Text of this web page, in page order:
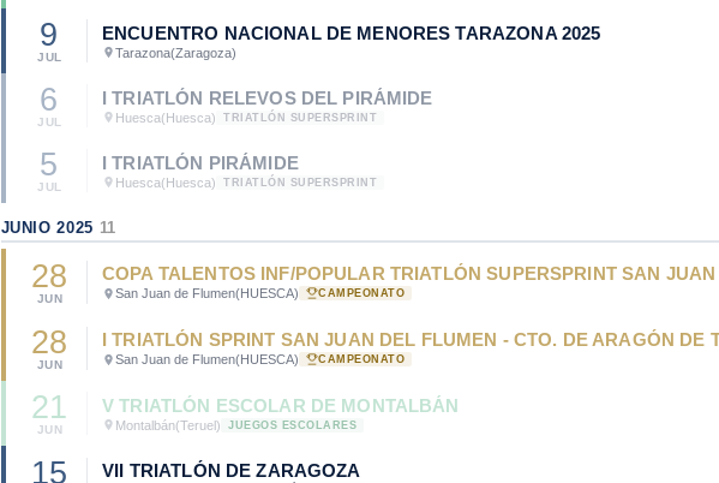
9
JUL
ENCUENTRO NACIONAL DE MENORES TARAZONA 2025
Tarazona(Zaragoza)
6
JUL
I TRIATLÓN RELEVOS DEL PIRÁMIDE
Huesca(Huesca) TRIATLÓN SUPERSPRINT
5
JUL
I TRIATLÓN PIRÁMIDE
Huesca(Huesca) TRIATLÓN SUPERSPRINT
JUNIO 2025 11
28
JUN
COPA TALENTOS INF/POPULAR TRIATLÓN SUPERSPRINT SAN
San Juan de Flumen(HUESCA) CAMPEONATO
28
JUN
I TRIATLÓN SPRINT SAN JUAN DEL FLUMEN - CTO. DE ARAGÓN DE
San Juan de Flumen(HUESCA) CAMPEONATO
21
JUN
V TRIATLÓN ESCOLAR DE MONTALBÁN
Montalbán(Teruel) JUEGOS ESCOLARES
15 VII TRIATLÓN DE ZARAGOZA